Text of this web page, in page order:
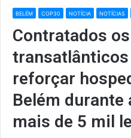
BELÉM COP30 NOTÍCIA NOTÍCIAS
Contratados
transatlânticos
reforçar
Belém durante
mais de 5 mil